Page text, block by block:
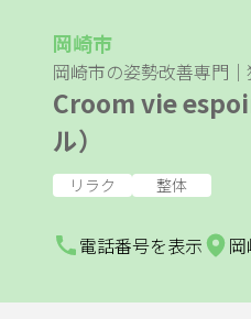
探す
ネイル・まつげ
岡崎市
岡崎市の姿勢改善専門
Croom vie
ル）
リラク 整体
電話番号を表示